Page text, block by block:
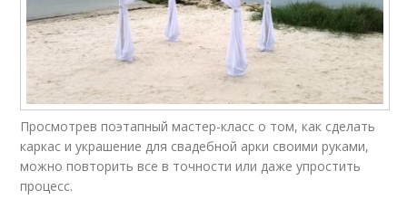
Просмотрев поэтапный мастер-класс о том, как сделать
каркас и украшение для свадебной арки своими руками,
можно повторить все в точности или даже упростить
процесс.